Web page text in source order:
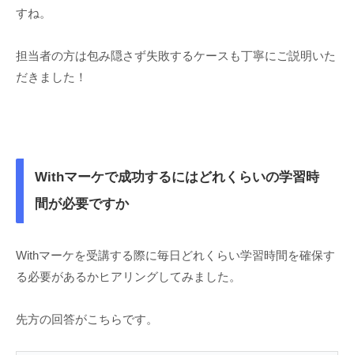
すね。
担当者の方は包み隠さず失敗するケースも丁寧にご説明いた
だきました！
Withマーケで成功するにはどれくらいの学習時
間が必要ですか
Withマーケを受講する際に毎日どれくらい学習時間を確保す
る必要があるかヒアリングしてみました。
先方の回答がこちらです。